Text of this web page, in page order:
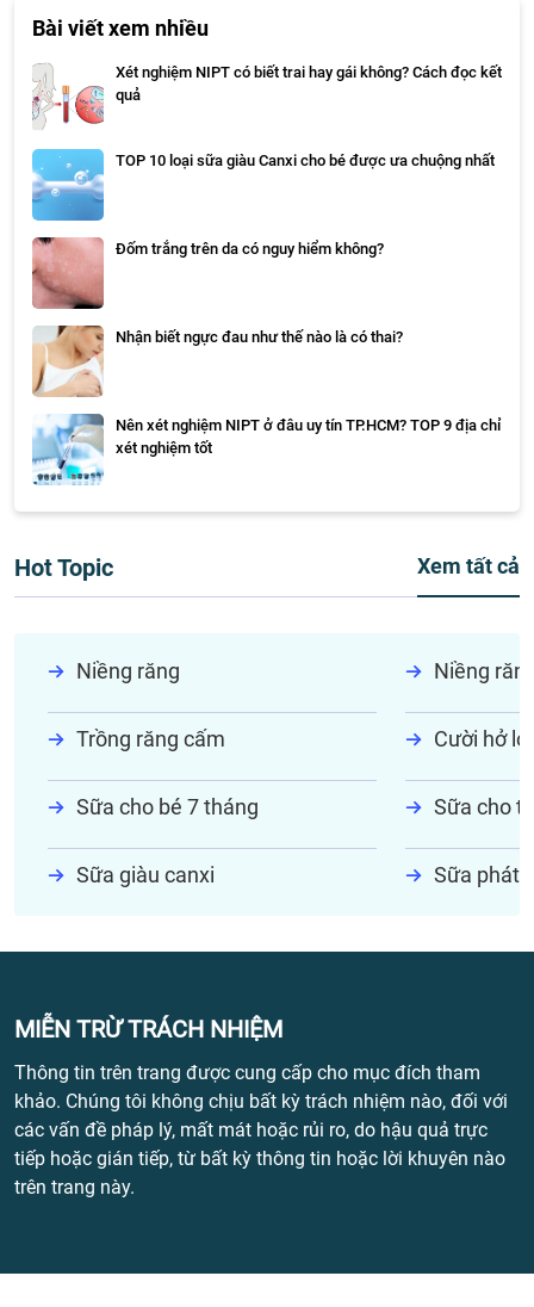
Bài viết xem nhiều
Xét nghiệm NIPT có biết trai hay gái không? Cách đọc kết
quả
TOP 10 loại sữa giàu Canxi cho bé được ưa chuộng nhất
Đốm trắng trên da có nguy hiểm không?
Nhận biết ngực đau như thế nào là có thai?
Nên xét nghiệm NIPT ở đâu uy tín TP.HCM? TOP 9 địa chỉ
xét nghiệm tốt
Hot Topic Xem tất cả
Niềng răng Niềng
Trồng răng cấm Cười hở lợi
Sữa cho bé 7 tháng Sữa cho
Sữa giàu canxi Sữa phát
MIỄN TRỪ TRÁCH NHIỆM
Thông tin trên trang được cung cấp cho mục đích tham
khảo. Chúng tôi không chịu bất kỳ trách nhiệm nào, đối với
các vấn đề pháp lý, mất mát hoặc rủi ro, do hậu quả trực
tiếp hoặc gián tiếp, từ bất kỳ thông tin hoặc lời khuyên nào
trên trang này.